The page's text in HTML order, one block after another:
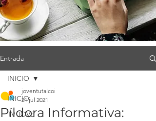
Entrada
INICIO
TV JOVE
INICIO
Píldora Informativa:
joventutalcoi
21 jul 2021